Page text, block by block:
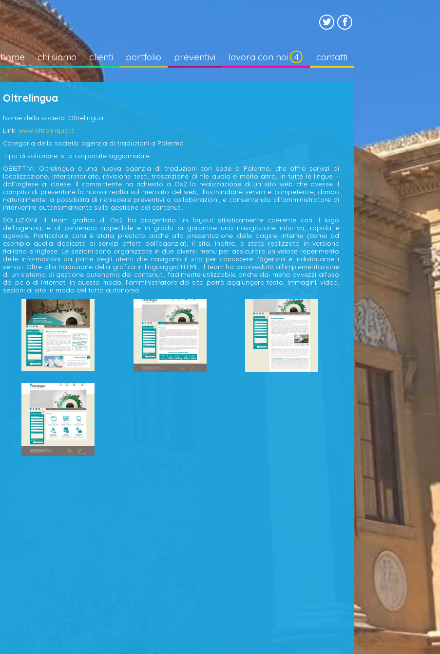
home chi siamo clienti portfolio preventivi lavora con noi contatti
Oltrelingua
Nome della società: Oltrelingua
Link: www.oltrelingua.it
Categoria della società: agenzia di traduzioni a Palermo
Tipo di soluzione: sito corporate aggiornabile
OBIETTIVI: Oltrelingua è una nuova agenzia di traduzioni con sede a Palermo, che offre servizi di
localizzazione, interpretariato, revisione testi, trascrizione di file audio e molto altro, in tutte le lingue –
dall’inglese al cinese. Il committente ha richiesto a Os2 la realizzazione di un sito web che avesse il
compito di presentare la nuova realtà sul mercato del web, illustrandone servizi e competenze, dando
naturalmente la possibilità di richiedere preventivi o collaborazioni, e consentendo all’amministratore di
intervenire autonomamente sulla gestione dei contenuti.
SOLUZIONI: Il team grafico di Os2 ha progettato un layout stilisticamente coerente con il logo
dell’agenzia, e al contempo appetibile e in grado di garantire una navigazione intuitiva, rapida e
agevole. Particolare cura è stata prestata anche alla presentazione delle pagine interne (come ad
esempio quella dedicata ai servizi offerti dall’agenzia); il sito, inoltre, è stato realizzato in versione
italiana e inglese. Le sezioni sono organizzate in due diversi menu per assicurare un veloce reperimento
delle informazioni da parte degli utenti che navigano il sito per conoscere l’agenzia e individuarne i
servizi. Oltre alla traduzione della grafica in linguaggio HTML, il team ha provveduto all’implementazione
di un sistema di gestione autonoma dei contenuti, facilmente utilizzabile anche dai meno avvezzi all’uso
del pc o di internet: in questo modo, l’amministratore del sito potrà aggiungere testo, immagini, video,
sezioni al sito in modo del tutto autonomo.